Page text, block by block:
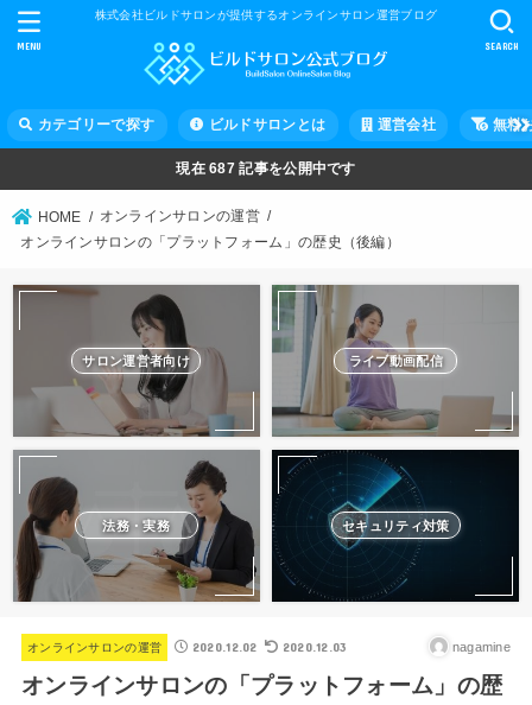
株式会社ビルドサロンが提供するオンラインサロン運営ブログ
カテゴリーで探す ビルドサロンとは 運営会社 無料
SEARCH
MENU
現在687 記事を公開中です
HOME
オンラインサロンの運営
オンラインサロンの「プラットフォーム」の歴史（後編）
サロン運営者向け ライブ動画配信
法務・実務 セキュリティ対策
オンラインサロンの運営 2020.12.02 2020.12.03 nagamine
オンラインサロンの「プラットフォーム」の歴